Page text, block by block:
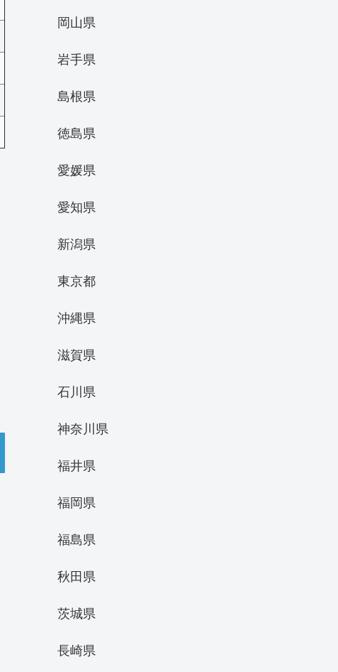
岡山県
岩手県
島根県
徳島県
愛媛県
愛知県
新潟県
東京都
沖縄県
滋賀県
石川県
神奈川県
福井県
福岡県
福島県
秋田県
茨城県
長崎県